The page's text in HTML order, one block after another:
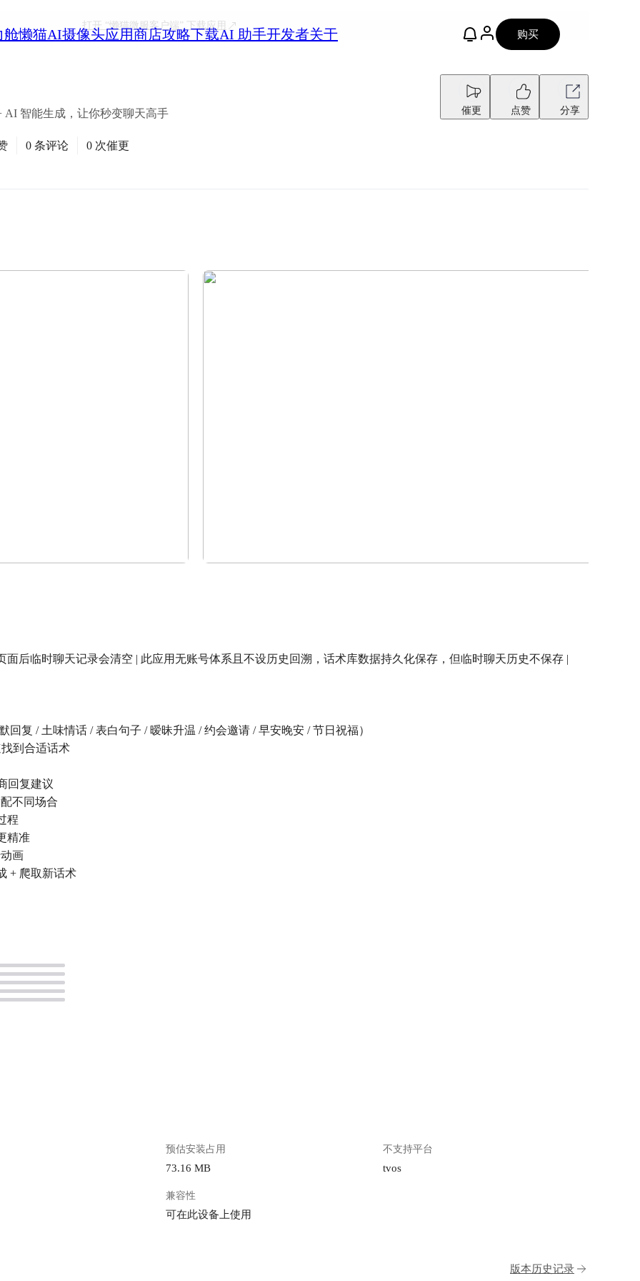
舱懒猫AI摄像头应用商店攻略下载AI 助手开发者关于 购买
打开 “懒猫微服客户端”下载应用
智能生成，让你秒变聊天高手 催更 点赞 分享
0 条评论 0 次催更
后临时聊天记录会清空 | 此应用无账号体系且不设历史回溯，话术库数据持久化保存，但临时聊天历史不保存 |
复 / 土味情话 / 表白句子 / 暧昧升温 / 约会邀请 / 早安晚安 / 节日祝福）
到合适话术
回复建议
不同场合
程
精准
画
+ 爬取新话术
预估安装占用
73.16 MB
不支持平台
tvos
兼容性
可在此设备上使用
版本历史记录